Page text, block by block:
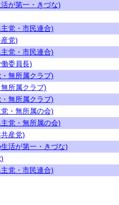
が第一・きづな)
党・市民連合)
党)
党・市民連合)
委員長)
無所属クラブ)
所属クラブ)
無所属クラブ)
・無所属の会)
党・無所属の会)
産党)
活が第一・きづな)
党・市民連合)